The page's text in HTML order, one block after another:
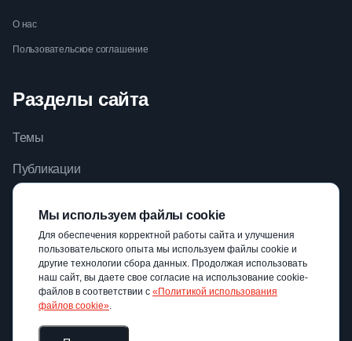
О нас
Пользовательское соглашение
Разделы сайта
Темы
Публикации
Библиотека
Авторы
Мы используем файлы cookie
Для обеспечения корректной работы сайта и улучшения
пользовательского опыта мы используем файлы cookie и
другие технологии сбора данных. Продолжая использовать
наш сайт, вы даете свое согласие на использование cookie-
файлов в соответствии с «Политикой использования
файлов cookie».